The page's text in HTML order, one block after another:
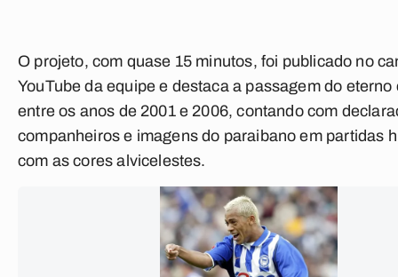
O projeto, com quase 15 minutos, foi publicado no
YouTube da equipe e destaca a passagem do eterno
entre os anos de 2001 e 2006, contando com
companheiros e imagens do paraibano em partidas
com as cores alvicelestes.